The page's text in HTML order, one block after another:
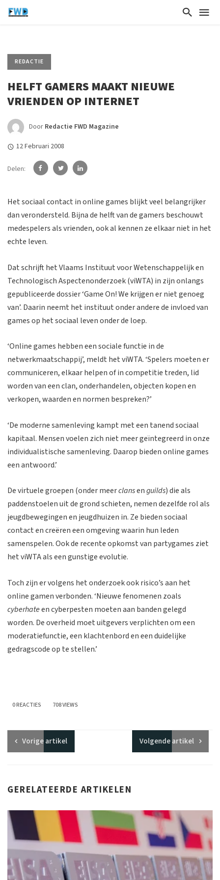
REDACTIE
HELFT GAMERS MAAKT NIEUWE
VRIENDEN OP INTERNET
Door Redactie FWD Magazine
12 Februari 2008
Delen:
Het sociaal contact in online games blijkt veel belangrijker
dan verondersteld. Bijna de helft van de gamers beschouwt
medespelers als vrienden, ook al kennen ze elkaar niet in het
echte leven.
Dat schrijft het Vlaams Instituut voor Wetenschappelijk en
Technologisch Aspectenonderzoek (viWTA) in zijn onlangs
gepubliceerde dossier ‘Game On! We krijgen er niet genoeg
van’. Daarin neemt het instituut onder andere de invloed van
games op het sociaal leven onder de loep.
‘Online games hebben een sociale functie in de
netwerkmaatschappij’, meldt het viWTA. ‘Spelers moeten er
communiceren, elkaar helpen of in competitie treden, lid
worden van een clan, onderhandelen, objecten kopen en
verkopen, waarden en normen bespreken?’
‘De moderne samenleving kampt met een tanend sociaal
kapitaal. Mensen voelen zich niet meer geïntegreerd in onze
individualistische samenleving. Daarop bieden online games
een antwoord.’
De virtuele groepen (onder meerclansenguilds) die als
paddenstoelen uit de grond schieten, nemen dezelfde rol als
jeugdbewegingen en jeugdhuizen in. Ze bieden sociaal
contact en creëren een omgeving waarin hun leden
samenspelen. Ook de recente opkomst van partygames ziet
het viWTA als een gunstige evolutie.
Toch zijn er volgens het onderzoek ook risico’s aan het
online gamen verbonden. ‘Nieuwe fenomenen zoals
cyberhateen cyberpesten moeten aan banden gelegd
worden. De overheid moet uitgevers verplichten om een
moderatiefunctie, een klachtenbord en een duidelijke
gedragscode op te stellen.’
0 REACTIES 708 VIEWS
Vorigeartikel Volgendeartikel
GERELATEERDE ARTIKELEN